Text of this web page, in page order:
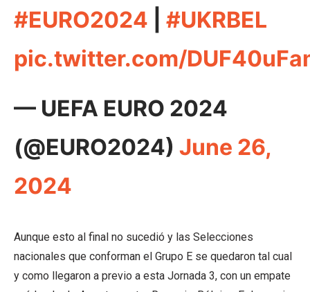
#EURO2024
#UKRBEL
pic.twitter.com/
— UEFA EURO 2024
(@EURO2024) June 26,
2024
Aunque esto al final no sucedió y las Selecciones
nacionales que conforman el Grupo E se quedaron tal cual
y como llegaron a previo a esta Jornada 3, con un empate